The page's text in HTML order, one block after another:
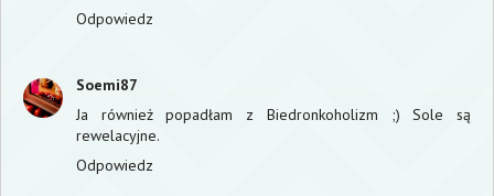
Odpowiedz
Soemi87
Ja również popadłam z Biedronkoholizm ;) Sole są
rewelacyjne.
Odpowiedz